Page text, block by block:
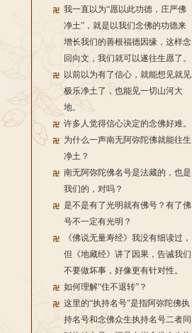
我一直以为“愿以此功德，庄严佛
净土”，就是以我们念佛的功德来
增长我们的善根福德因缘，这样念
回向文，我们就可以遂往生愿了。
以前以为有了信心，就能想见就见
极乐净土了，也能见一切山河大
地。
许多人觉得信心决定的念佛好难。
为什么一声南无阿弥陀佛就能往生
净土？
南无阿弥陀佛名号是法藏的，也是
我们的，对吗？
是不是有了光明就有佛号？有了佛
号不一定有光明？
《佛说无量寿经》我没有细读过，
但《地藏经》讲了因果，告诫我们
不要做坏事，好像更有针对性。
如何理解“住不退转”？
这里的“执持名号”是指阿弥陀佛执
持名号和念佛众生执持名号二者同